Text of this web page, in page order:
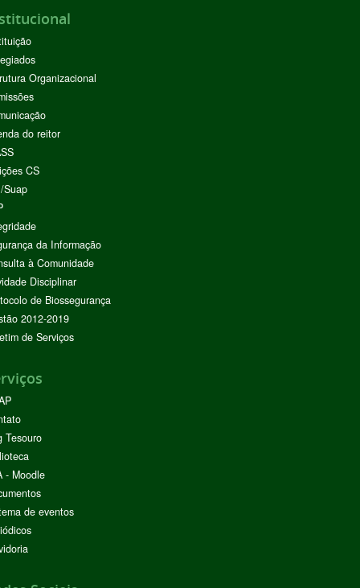
Organizacional
do reitor
CS
Suap
da Informação
à Comunidade
Disciplinar
de Biossegurança
2012-2019
de Serviços
Tesouro
- Moodle
de eventos